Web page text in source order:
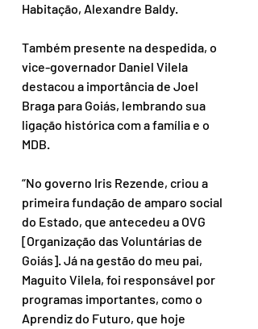
Habitação, Alexandre Baldy.
Também presente na despedida, o
vice-governador Daniel Vilela
destacou a importância de Joel
Braga para Goiás, lembrando sua
ligação histórica com a família e o
MDB.
“No governo Iris Rezende, criou a
primeira fundação de amparo social
do Estado, que antecedeu a OVG
[Organização das Voluntárias de
Goiás]. Já na gestão do meu pai,
Maguito Vilela, foi responsável por
programas importantes, como o
Aprendiz do Futuro, que hoje